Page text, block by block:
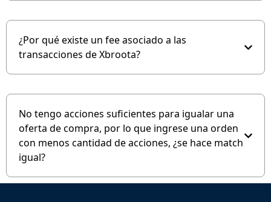
¿Por qué existe un fee asociado a las
transacciones de Xbroota?
No tengo acciones suficientes para igualar una
oferta de compra, por lo que ingrese una orden
con menos cantidad de acciones, ¿se hace match
igual?